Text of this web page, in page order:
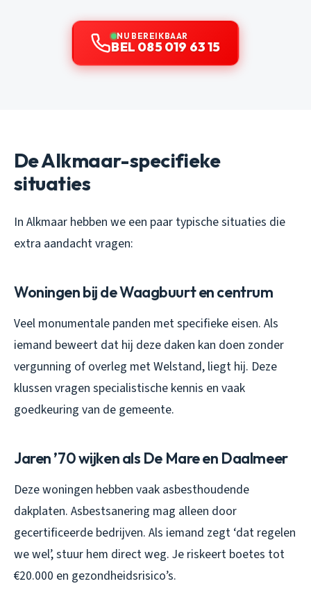
NU BEREIKBAAR
BEL 085 019 63 15
De Alkmaar-specifieke
situaties
In Alkmaar hebben we een paar typische situaties die
extra aandacht vragen:
Woningen bij de Waagbuurt en centrum
Veel monumentale panden met specifieke eisen. Als
iemand beweert dat hij deze daken kan doen zonder
vergunning of overleg met Welstand, liegt hij. Deze
klussen vragen specialistische kennis en vaak
goedkeuring van de gemeente.
Jaren ’70 wijken als De Mare en Daalmeer
Deze woningen hebben vaak asbesthoudende
dakplaten. Asbestsanering mag alleen door
gecertificeerde bedrijven. Als iemand zegt ‘dat regelen
we wel’, stuur hem direct weg. Je riskeert boetes tot
€20.000 en gezondheidsrisico’s.